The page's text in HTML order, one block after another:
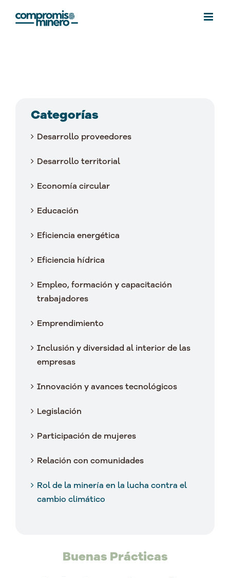
Categorías
Desarrollo proveedores
Desarrollo territorial
Economía circular
Educación
Eficiencia energética
Eficiencia hídrica
Empleo, formación y capacitación
trabajadores
Emprendimiento
Inclusión y diversidad al interior de las
empresas
Innovación y avances tecnológicos
Legislación
Participación de mujeres
Relación con comunidades
Rol de la minería en la lucha contra el
cambio climático
Buenas Prácticas